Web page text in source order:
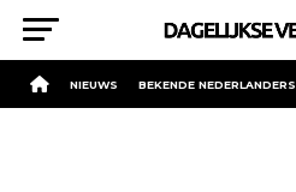
NIEUWS BEKENDE NEDERLANDERS